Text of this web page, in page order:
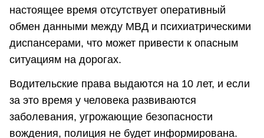
настоящее время отсутствует оперативный
обмен данными между МВД и психиатрическими
диспансерами, что может привести к опасным
ситуациям на дорогах.
Водительские права выдаются на 10 лет, и если
за это время у человека развиваются
заболевания, угрожающие безопасности
вождения, полиция не будет информирована.